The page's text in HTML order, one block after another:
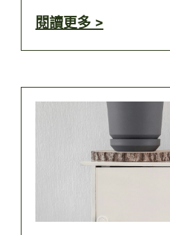
閱讀更多 >